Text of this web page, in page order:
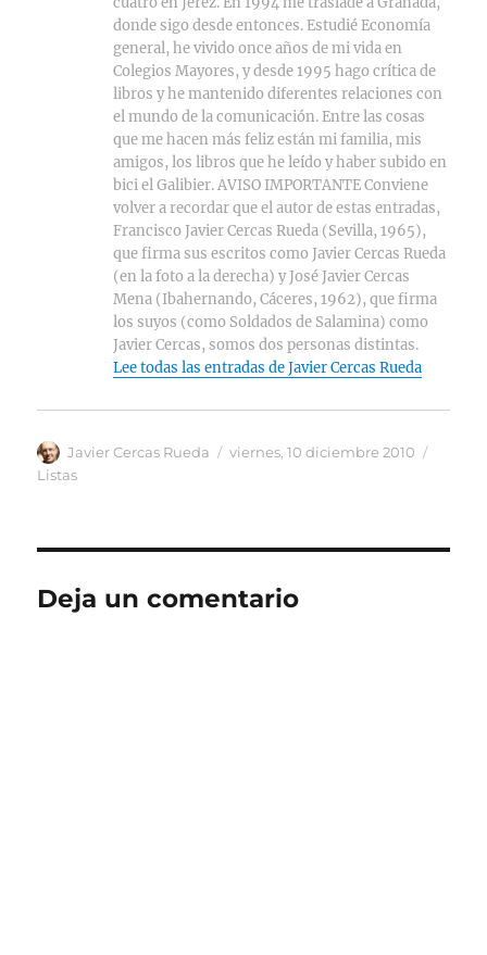
donde sigo desde entonces. Estudié Economía
general, he vivido once años de mi vida en
Colegios Mayores, y desde 1995 hago crítica de
libros y he mantenido diferentes relaciones con
el mundo de la comunicación. Entre las cosas
que me hacen más feliz están mi familia, mis
amigos, los libros que he leído y haber subido en
bici el Galibier. AVISO IMPORTANTE Conviene
volver a recordar que el autor de estas entradas,
Francisco Javier Cercas Rueda (Sevilla, 1965),
que firma sus escritos como Javier Cercas Rueda
(en la foto a la derecha) y José Javier Cercas
Mena (Ibahernando, Cáceres, 1962), que firma
los suyos (como Soldados de Salamina) como
Javier Cercas, somos dos personas distintas.
Lee todas las entradas de Javier Cercas Rueda
Autor
Javier Cercas Rueda
Publicado
viernes, 10 diciembre 2010
Listas
Deja un comentario